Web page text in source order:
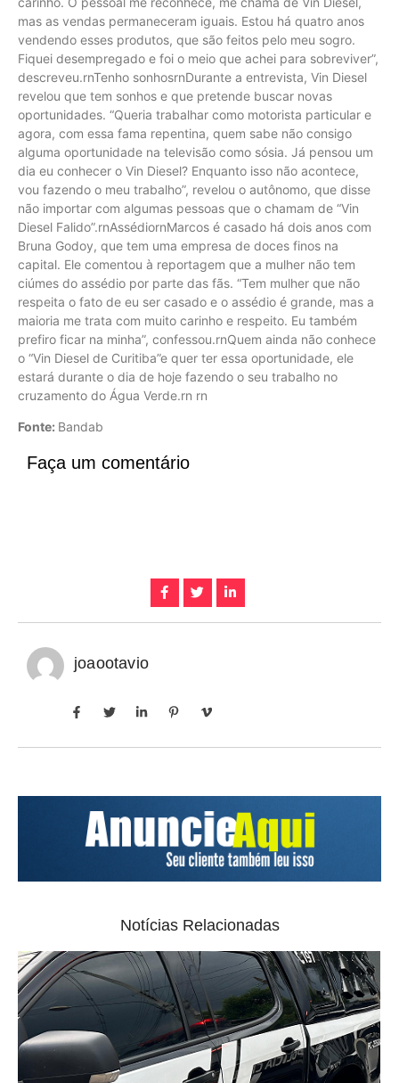
mas as vendas permaneceram iguais. Estou há quatro anos
vendendo esses produtos, que são feitos pelo meu sogro.
Fiquei desempregado e foi o meio que achei para sobreviver”,
descreveu.rnTenho sonhosrnDurante a entrevista, Vin Diesel
revelou que tem sonhos e que pretende buscar novas
oportunidades. “Queria trabalhar como motorista particular e
agora, com essa fama repentina, quem sabe não consigo
alguma oportunidade na televisão como sósia. Já pensou um
dia eu conhecer o Vin Diesel? Enquanto isso não acontece,
vou fazendo o meu trabalho”, revelou o autônomo, que disse
não importar com algumas pessoas que o chamam de “Vin
Diesel Falido”.rnAssédiornMarcos é casado há dois anos com
Bruna Godoy, que tem uma empresa de doces finos na
capital. Ele comentou à reportagem que a mulher não tem
ciúmes do assédio por parte das fãs. “Tem mulher que não
respeita o fato de eu ser casado e o assédio é grande, mas a
maioria me trata com muito carinho e respeito. Eu também
prefiro ficar na minha”, confessou.rnQuem ainda não conhece
o “Vin Diesel de Curitiba”e quer ter essa oportunidade, ele
estará durante o dia de hoje fazendo o seu trabalho no
cruzamento do Água Verde.rn rn
Fonte: Bandab
Faça um comentário
joaootavio
Notícias Relacionadas